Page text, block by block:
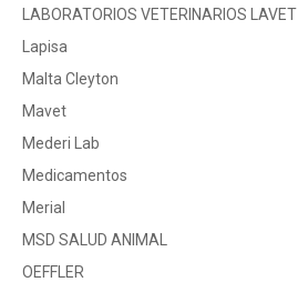
LABORATORIOS VETERINARIOS LAVET
Lapisa
Malta Cleyton
Mavet
Mederi Lab
Medicamentos
Merial
MSD SALUD ANIMAL
OEFFLER